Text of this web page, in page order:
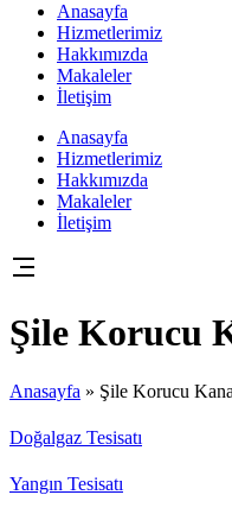
Anasayfa
Hizmetlerimiz
Hakkımızda
Makaleler
İletişim
Anasayfa
Hizmetlerimiz
Hakkımızda
Makaleler
İletişim
Şile Korucu
Anasayfa » Şile Korucu
Doğalgaz Tesisatı
Yangın Tesisatı